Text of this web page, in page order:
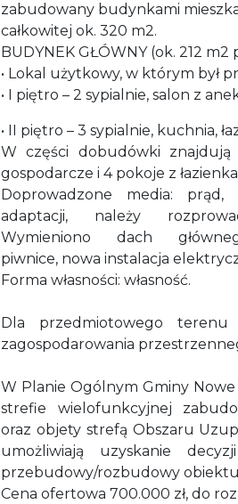
zabudowany budynkami
całkowitej ok. 320 m2.
BUDYNEK GŁÓWNY (ok. 212 m2
• Lokal użytkowy, w którym był
• I piętro – 2 sypialnie, salon z
• II piętro – 3 sypialnie, kuchnia,
W części dobudówki znajdują
gospodarcze i 4 pokoje z
Doprowadzone media:
adaptacji, należy
Wymieniono dach
piwnice, nowa instalacja
Forma własności: własność.
Dla przedmiotowego
zagospodarowania
W Planie Ogólnym Gminy
strefie wielofunkcyjnej
oraz objety strefą Obszaru
umożliwiają uzyskanie
przebudowy/rozbudowy
Cena ofertowa 700.000 zł, do